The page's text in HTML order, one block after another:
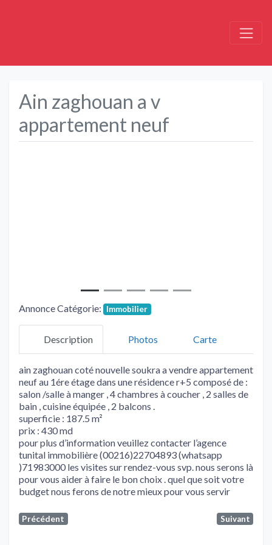
Ain zaghouan a v
appartement neuf
Annonce Catégorie: Immobilier
Description Photos Carte
ain zaghouan coté nouvelle soukra a vendre appartement
neuf au 1ére étage dans une résidence r+5 composé de :
salon /salle à manger , 4 chambres à coucher , 2 salles de
bain , cuisine équipée , 2 balcons .
superficie : 187.5 m²
prix : 430 md
pour plus d’information veuillez contacter l’agence
tunital immobilière (00216)22704893 (whatsapp
)71983000 les visites sur rendez-vous svp. nous serons là
pour vous aider à faire le bon choix . quel que soit votre
budget nous ferons de notre mieux pour vous servir
Précédent Suivant